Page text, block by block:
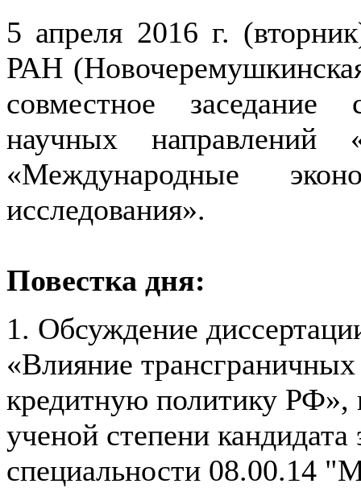
5 апреля 2016 г.
РАН
совместное
научных направлений
«Международные
исследования».
Повестка дня:
1. Обсуждение
«Влияние
кредитную политику РФ»,
ученой степени
специальности 08.00.14